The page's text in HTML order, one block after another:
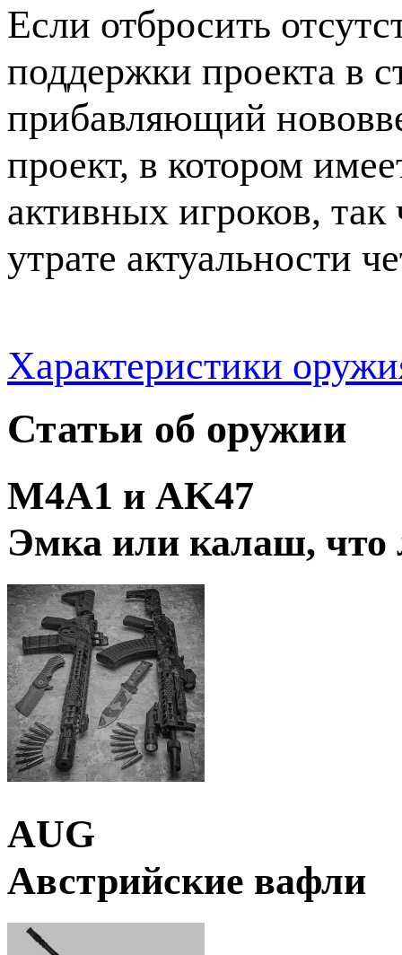
Если отбросить
поддержки проекта в
прибавляющий
проект, в котором
активных игроков,
утрате актуальности
Характеристики
Статьи об оружии
M4A1 и AK47
Эмка или калаш, что
AUG
Австрийские вафли